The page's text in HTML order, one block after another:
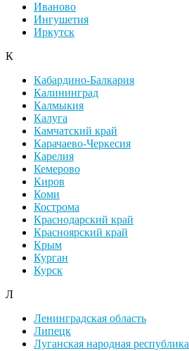
Иваново
Ингушетия
Иркутск
К
Кабардино-Балкария
Калининград
Калмыкия
Калуга
Камчатский край
Карачаево-Черкесия
Карелия
Кемерово
Киров
Коми
Кострома
Краснодарский край
Красноярский край
Крым
Курган
Курск
Л
Ленинградская область
Липецк
Луганская народная республика